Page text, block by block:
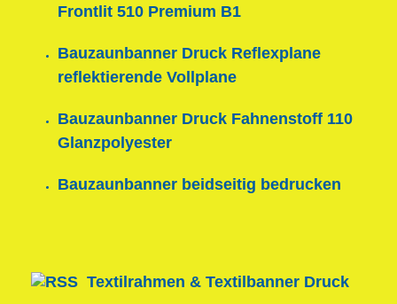
Frontlit 510 Premium B1
Bauzaunbanner Druck Reflexplane
reflektierende Vollplane
Bauzaunbanner Druck Fahnenstoff 110
Glanzpolyester
Bauzaunbanner beidseitig bedrucken
Textilrahmen & Textilbanner Druck